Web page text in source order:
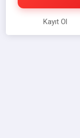
Kayıt Ol